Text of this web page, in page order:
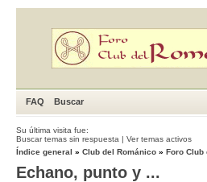
FAQ Buscar
Su última visita fue:
Buscar temas sin respuesta | Ver temas activos
Índice general » Club del Románico » Foro Club
Echano, punto y ...